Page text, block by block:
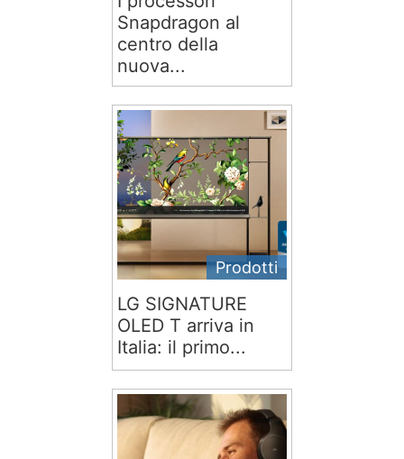
Snapdragon al
centro della
nuova...
Prodotti
LG SIGNATURE
OLED T arriva in
Italia: il primo...